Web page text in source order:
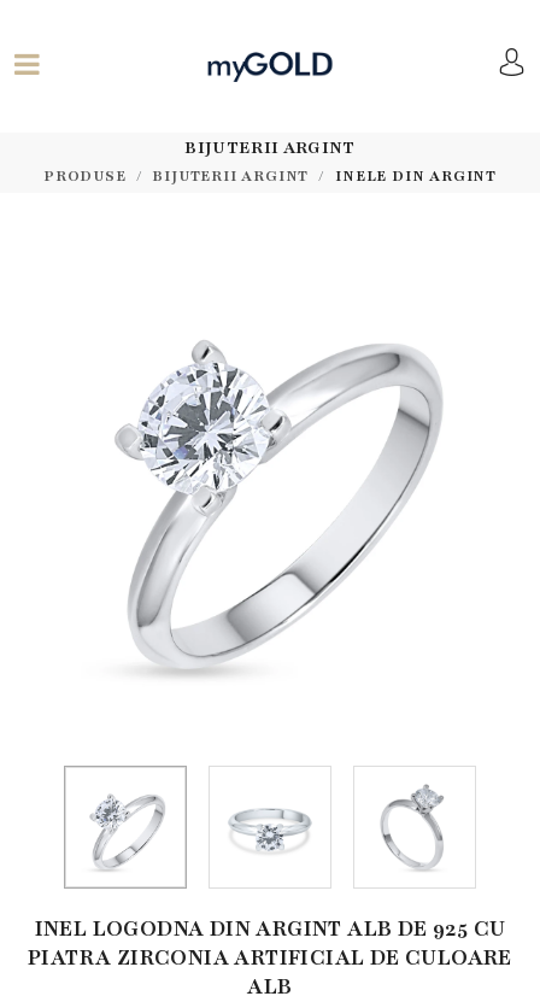
BIJUTERII ARGINT
PRODUSE BIJUTERII ARGINT INELE DIN ARGINT
INEL LOGODNA DIN ARGINT ALB DE 925 CU
PIATRA ZIRCONIA ARTIFICIAL DE CULOARE
ALB